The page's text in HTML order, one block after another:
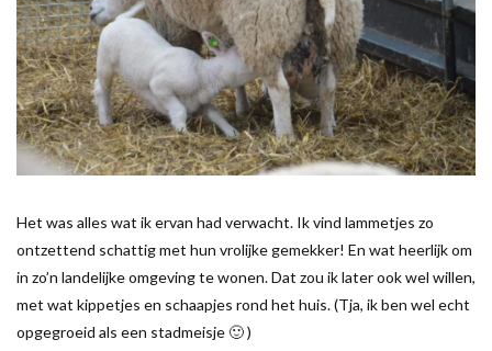
Het was alles wat ik ervan had verwacht. Ik vind lammetjes zo
ontzettend schattig met hun vrolijke gemekker! En wat heerlijk om
in zo’n landelijke omgeving te wonen. Dat zou ik later ook wel willen,
met wat kippetjes en schaapjes rond het huis. (Tja, ik ben wel echt
opgegroeid als een stadmeisje 🙂 )